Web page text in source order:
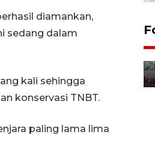
diamankan,
sedang dalam
kali sehingga
konservasi TNBT.
paling lama lima
jembatan kereta api